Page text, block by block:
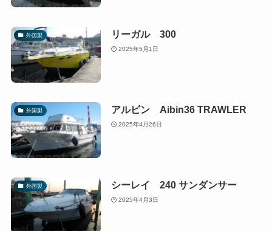
外国製 リーガル 300
2025年5月1日
外国製 アルビン Aibin36 TRAWLER
2025年4月26日
外国製 シーレイ 240 サンダンサー
2025年4月3日